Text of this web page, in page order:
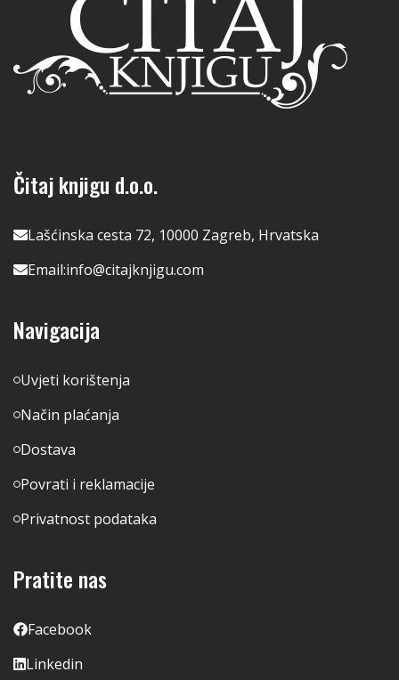
Čitaj knjigu d.o.o.
Lašćinska cesta 72, 10000 Zagreb, Hrvatska
Email:info@citajknjigu.com
Navigacija
Uvjeti korištenja
Način plaćanja
Dostava
Povrati i reklamacije
Privatnost podataka
Pratite nas
Facebook
Linkedin